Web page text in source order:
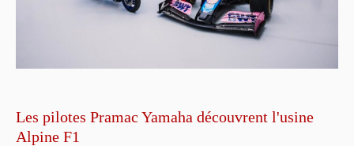
Les pilotes Pramac Yamaha découvrent l'usine
Alpine F1